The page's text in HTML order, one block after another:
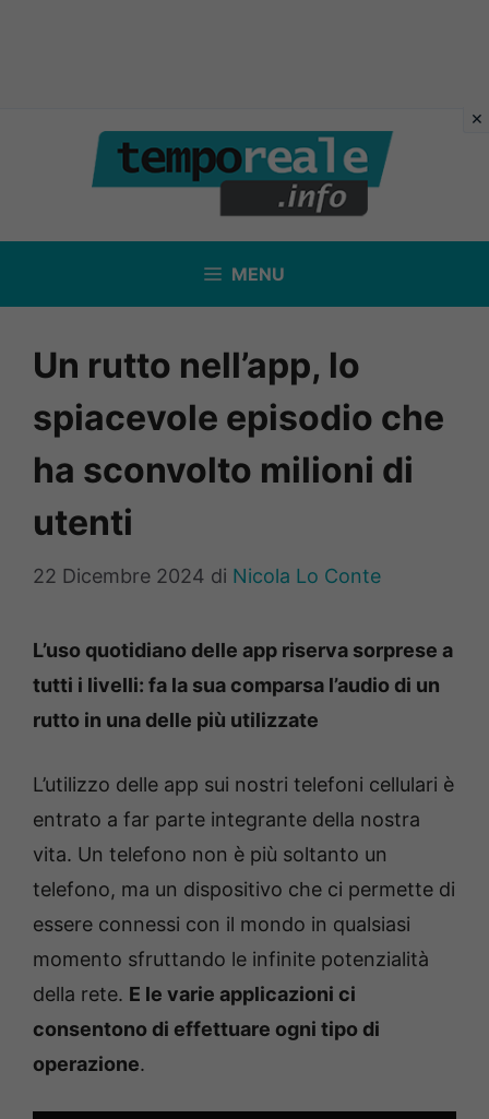
contenuto
MENU
Un rutto nell’app, lo
spiacevole episodio che
ha sconvolto milioni di
utenti
22 Dicembre 2024 di Nicola Lo Conte
L’uso quotidiano delle app riserva sorprese a
tutti i livelli: fa la sua comparsa l’audio di un
rutto in una delle più utilizzate
L’utilizzo delle app sui nostri telefoni cellulari è
entrato a far parte integrante della nostra
vita. Un telefono non è più soltanto un
telefono, ma un dispositivo che ci permette di
essere connessi con il mondo in qualsiasi
momento sfruttando le infinite potenzialità
della rete. E le varie applicazioni ci
consentono di effettuare ogni tipo di
operazione.